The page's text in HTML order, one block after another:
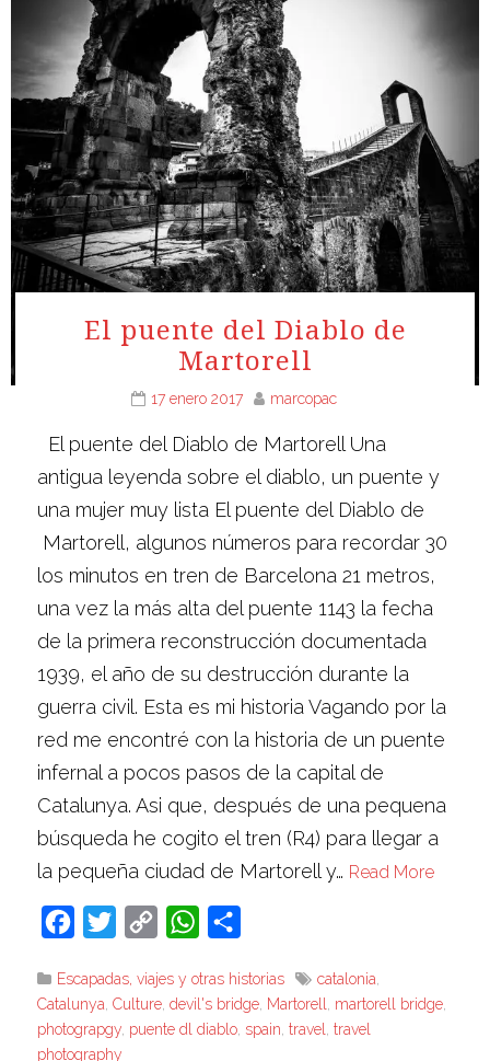
El puente del Diablo de
Martorell
17 enero 2017 marcopac
El puente del Diablo de Martorell Una
antigua leyenda sobre el diablo, un puente y
una mujer muy lista El puente del Diablo de
Martorell, algunos números para recordar 30
los minutos en tren de Barcelona 21 metros,
una vez la más alta del puente 1143 la fecha
de la primera reconstrucción documentada
1939, el año de su destrucción durante la
guerra civil. Esta es mi historia Vagando por la
red me encontré con la historia de un puente
infernal a pocos pasos de la capital de
Catalunya. Asi que, después de una pequena
búsqueda he cogito el tren (R4) para llegar a
la pequeña ciudad de Martorell y… Read More
Facebook
Twitter Copy
WhatsApp
Escapadas, viajes y otras historias catalonia
Catalunya ,Culture ,devil's bridge Martorell martorell bridge
photograpgy puente dl diablo spain ,travel ,travel
photography